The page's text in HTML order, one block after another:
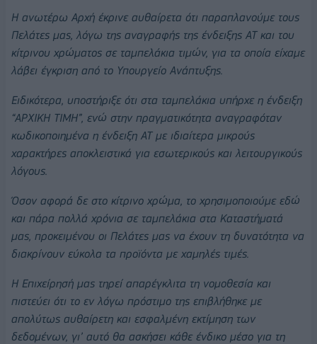
Η ανωτέρω Αρχή έκρινε αυθαίρετα ότι παραπλανούμε τους
Πελάτες μας, λόγω της αναγραφής της ένδειξης ΑΤ και του
κίτρινου χρώματος σε ταμπελάκια τιμών, για τα οποία είχαμε
λάβει έγκριση από το Υπουργείο Ανάπτυξης.
Ειδικότερα, υποστήριξε ότι στα ταμπελάκια υπήρχε η ένδειξη
“ΑΡΧΙΚΗ ΤΙΜΗ”, ενώ στην πραγματικότητα αναγραφόταν
κωδικοποιημένα η ένδειξη ΑΤ με ιδιαίτερα μικρούς
χαρακτήρες αποκλειστικά για εσωτερικούς και λειτουργικούς
λόγους.
Όσον αφορά δε στο κίτρινο χρώμα, το χρησιμοποιούμε εδώ
και πάρα πολλά χρόνια σε ταμπελάκια στα Καταστήματά
μας, προκειμένου οι Πελάτες μας να έχουν τη δυνατότητα να
διακρίνουν εύκολα τα προϊόντα με χαμηλές τιμές.
Η Επιχείρησή μας τηρεί απαρέγκλιτα τη νομοθεσία και
πιστεύει ότι το εν λόγω πρόστιμο της επιβλήθηκε με
απολύτως αυθαίρετη και εσφαλμένη εκτίμηση των
δεδομένων, γι’ αυτό θα ασκήσει κάθε ένδικο μέσο για τη